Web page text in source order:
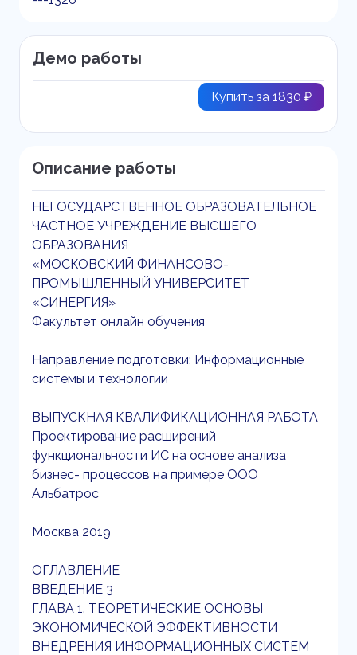
Демо работы
Купить за 1830 ₽
Описание работы
НЕГОСУДАРСТВЕННОЕ ОБРАЗОВАТЕЛЬНОЕ
ЧАСТНОЕ УЧРЕЖДЕНИЕ ВЫСШЕГО
ОБРАЗОВАНИЯ
«МОСКОВСКИЙ ФИНАНСОВО-
ПРОМЫШЛЕННЫЙ УНИВЕРСИТЕТ
«СИНЕРГИЯ»
Факультет онлайн обучения
Направление подготовки: Информационные
системы и технологии
ВЫПУСКНАЯ КВАЛИФИКАЦИОННАЯ РАБОТА
Проектирование расширений
функциональности ИС на основе анализа
бизнес- процессов на примере ООО
Альбатрос
Москва 2019
ОГЛАВЛЕНИЕ
ВВЕДЕНИЕ 3
ГЛАВА 1. ТЕОРЕТИЧЕСКИЕ ОСНОВЫ
ЭКОНОМИЧЕСКОЙ ЭФФЕКТИВНОСТИ
ВНЕДРЕНИЯ ИНФОРМАЦИОННЫХ СИСТЕМ